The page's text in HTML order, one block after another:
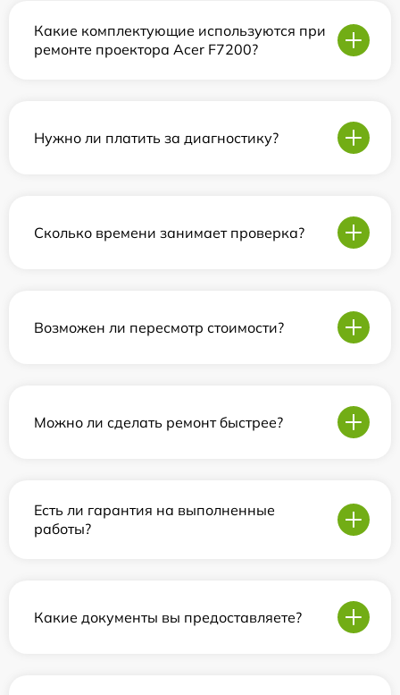
Какие комплектующие используются при
ремонте проектора Acer F7200?
Нужно ли платить за диагностику?
Сколько времени занимает проверка?
Возможен ли пересмотр стоимости?
Можно ли сделать ремонт быстрее?
Есть ли гарантия на выполненные
работы?
Какие документы вы предоставляете?